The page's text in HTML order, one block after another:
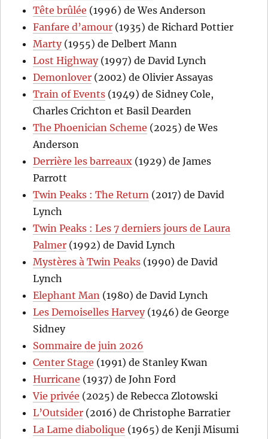
Tête brûlée (1996) de Wes Anderson
Fanfare d’amour (1935) de Richard Pottier
Marty(1955) de Delbert Mann
Lost Highway(1997) de David Lynch
Demonlover (2002) de Olivier Assayas
Train of Events (1949) de Sidney Cole,
Charles Crichton et Basil Dearden
The Phoenician Scheme (2025) de Wes
Anderson
Derrière les barreaux (1929) de James
Parrott
Twin Peaks : The Return (2017) de David
Lynch
Twin Peaks : Les 7 derniers jours de Laura
Palmer (1992) de David Lynch
Mystères à Twin Peaks (1990) de David
Lynch
Elephant Man (1980) de David Lynch
Les Demoiselles Harvey(1946) de George
Sidney
Sommaire de juin 2026
Center Stage (1991) de Stanley Kwan
Hurricane (1937) de John Ford
Vie privée (2025) de Rebecca Zlotowski
L’Outsider (2016) de Christophe Barratier
La Lame diabolique (1965) de Kenji Misumi